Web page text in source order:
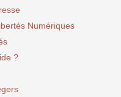
Numériques
?